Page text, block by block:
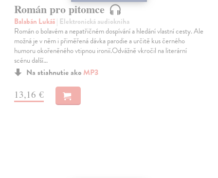
Román pro pitomce
Balabán Lukáš| Elektronická audiokniha
Román o bolavém a nepatřičném dospívání a hledání vlastní cesty. Ale
možná je v něm i přiměřená dávka parodie a určitě kus černého
humoru okořeněného vtipnou ironií.Odvážně vkročil na literární
scénu další…
Na stiahnutie ako MP3
13,16 €